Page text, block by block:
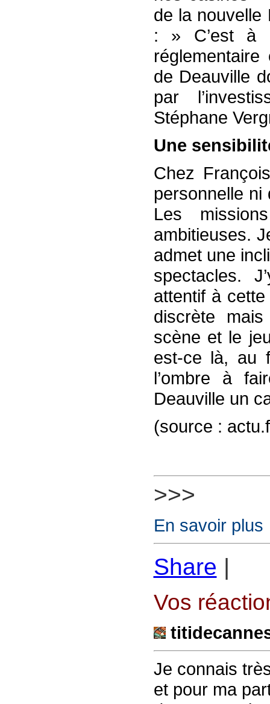
de la nouvelle
: » C’est à
réglementaire
de Deauville
par
Stéphane
Une
Chez
personnelle
Les
ambitieuses.
admet une
spectacles.
attentif à
discrète
scène et le
est-ce là, au
l’ombre à
Deauville un
(source :
>>>
En savoir plus
Share |
Vos
Je connais
et pour ma